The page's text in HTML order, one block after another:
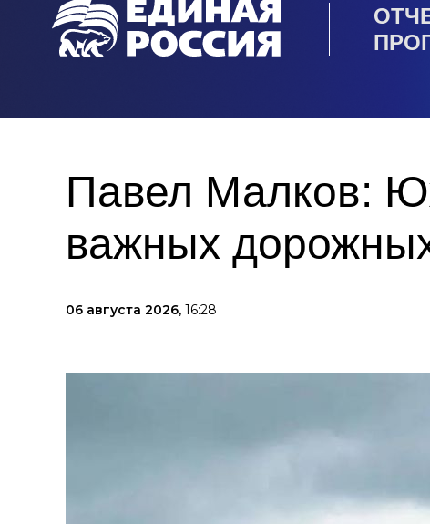
Павел Малков:
важных
06 августа 2026, 16:28